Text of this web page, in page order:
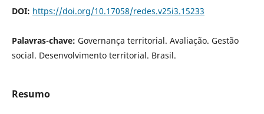
DOI: https://doi.org/10.17058/redes.v25i3.15233
Palavras-chave: Governança territorial. Avaliação. Gestão
social. Desenvolvimento territorial. Brasil.
Resumo